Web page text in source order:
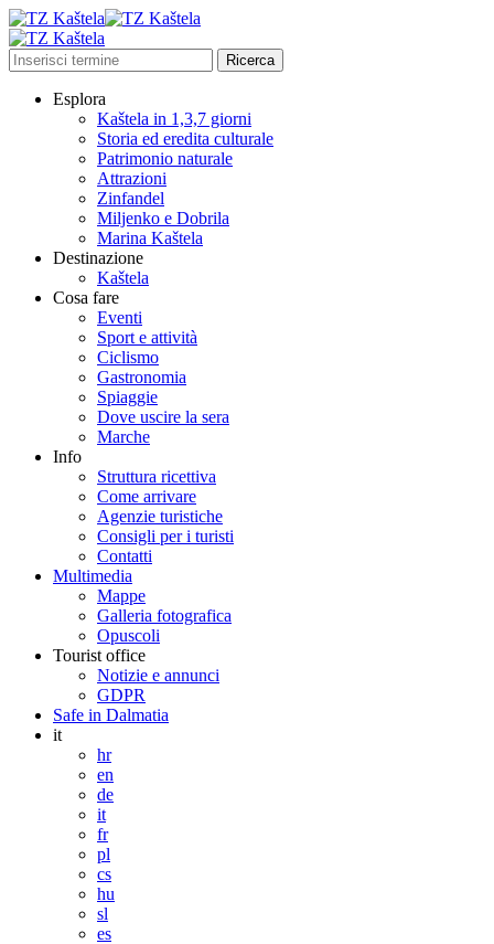
Esplora
Kaštela in 1,3,7 giorni
Storia ed eredita culturale
Patrimonio naturale
Attrazioni
Zinfandel
Miljenko e Dobrila
Marina Kaštela
Destinazione
Kaštela
Cosa fare
Eventi
Sport e attività
Ciclismo
Gastronomia
Spiaggie
Dove uscire la sera
Marche
Info
Struttura ricettiva
Come arrivare
Agenzie turistiche
Consigli per i turisti
Contatti
Multimedia
Mappe
Galleria fotografica
Opuscoli
Tourist office
Notizie e annunci
GDPR
Safe in Dalmatia
it
hr
en
de
it
fr
pl
cs
hu
sl
es